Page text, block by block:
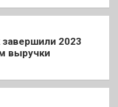
2023
выручки